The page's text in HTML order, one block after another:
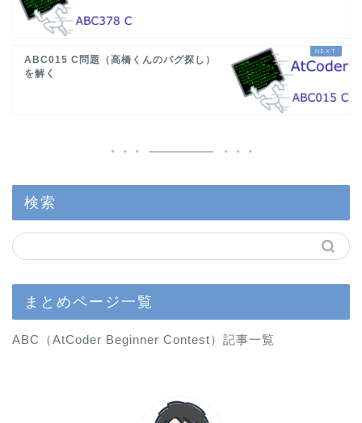
ABC015 C問題（高橋くんのバグ探し）
を解く
検索
まとめページ一覧
ABC（AtCoder Beginner Contest）記事一覧